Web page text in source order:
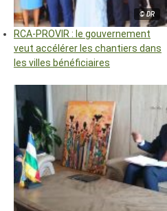
© DR
RCA-PROVIR : le gouvernement
veut accélérer les chantiers dans
les villes bénéficiaires